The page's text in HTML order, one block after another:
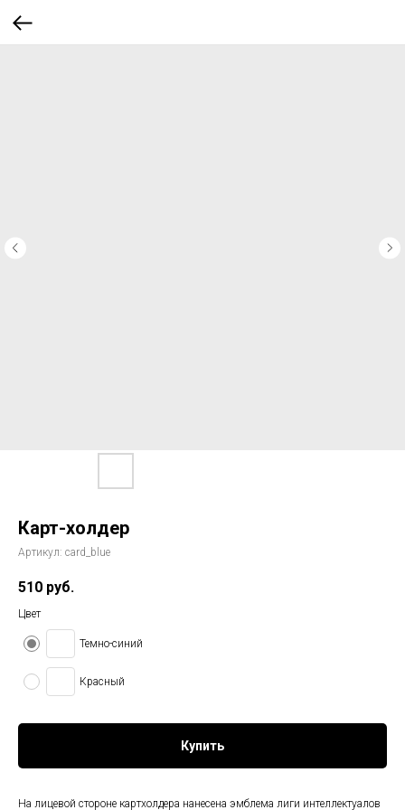
Карт-холдер
Артикул: card_blue
510 руб.
Цвет
Темно-синий
Красный
Купить
На лицевой стороне картхолдера нанесена эмблема лиги интеллектуалов